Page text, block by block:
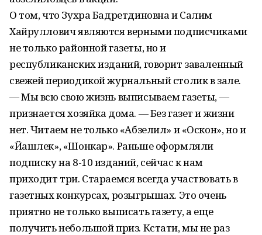
О том, что Зухра Бадретдиновна и Салим
Хайруллович являются верными подписчиками
не только районной газеты, но и
республиканских изданий, говорит заваленный
свежей периодикой журнальный столик в зале.
— Мы всю свою жизнь выписываем газеты, —
признается хозяйка дома. — Без газет и жизни
нет. Читаем не только «Абзелил» и «Оскон», но и
«Йашлек», «Шонкар». Раньше оформляли
подписку на 8-10 изданий, сейчас к нам
приходит три. Стараемся всегда участвовать в
газетных конкурсах, розыгрышах. Это очень
приятно не только выписать газету, а еще
получить небольшой приз. Кстати, мы не раз